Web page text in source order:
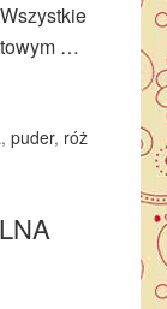
…
,puder, róż